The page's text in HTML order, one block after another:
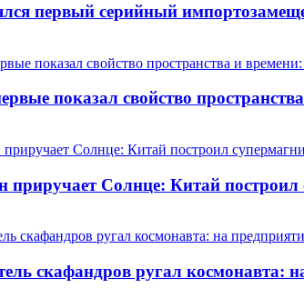
первый серийный
показал свойство
приручает Солнце: Китай построил
скафандров ругал космонавта: